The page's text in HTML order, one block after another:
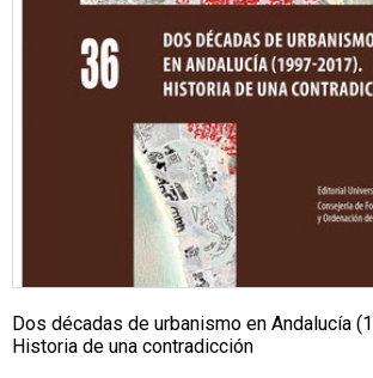
Dos décadas de urbanismo en Andalucía
Historia de una contradicción